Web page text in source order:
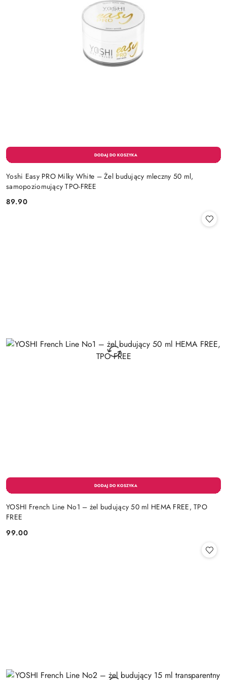
Yoshi Easy PRO Milky White – Żel budujący mleczny 50 ml,
samopoziomujący TPO-FREE
Cena:
89.90
YOSHI French Line No1 – żel budujący 50 ml HEMA FREE, TPO
FREE
Cena:
99.00